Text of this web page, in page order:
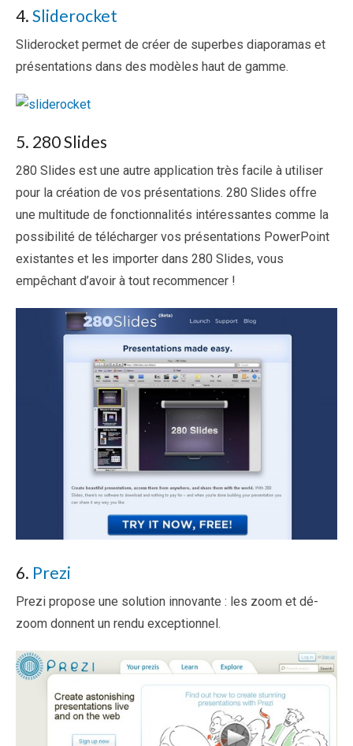
4. Sliderocket
Sliderocket permet de créer de superbes diaporamas et
présentations dans des modèles haut de gamme.
5. 280 Slides
280 Slides est une autre application très facile à utiliser
pour la création de vos présentations. 280 Slides offre
une multitude de fonctionnalités intéressantes comme la
possibilité de télécharger vos présentations PowerPoint
existantes et les importer dans 280 Slides, vous
empêchant d’avoir à tout recommencer !
6. Prezi
Prezi propose une solution innovante : les zoom et dé-
zoom donnent un rendu exceptionnel.